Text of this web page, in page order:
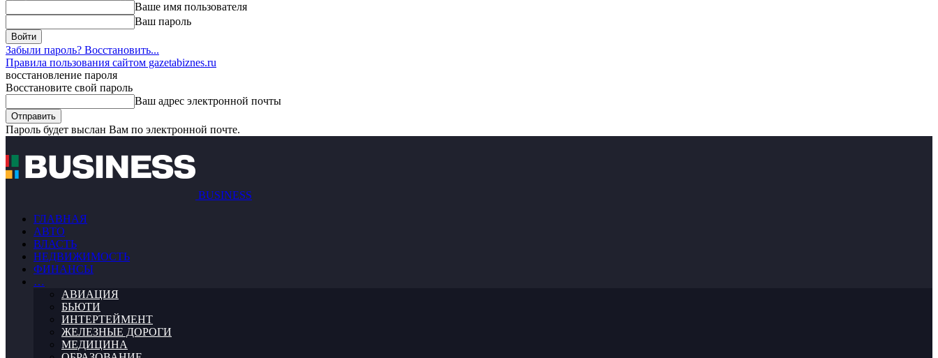
Ваше имя пользователя
Ваш пароль
Забыли пароль? Восстановить...
Правила пользования сайтом gazetabiznes.ru
восстановление пароля
Восстановите свой пароль
Ваш адрес электронной почты
Пароль будет выслан Вам по электронной почте.
BUSINESS
ГЛАВНАЯ
АВТО
ВЛАСТЬ
НЕДВИЖИМОСТЬ
ФИНАНСЫ
…
АВИАЦИЯ
БЬЮТИ
ИНТЕРТЕЙМЕНТ
ЖЕЛЕЗНЫЕ ДОРОГИ
МЕДИЦИНА